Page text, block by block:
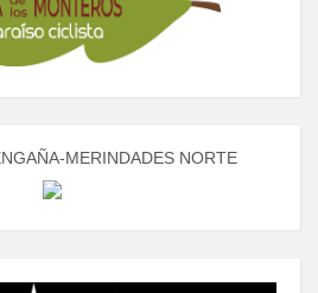
MERINDADES NORTE